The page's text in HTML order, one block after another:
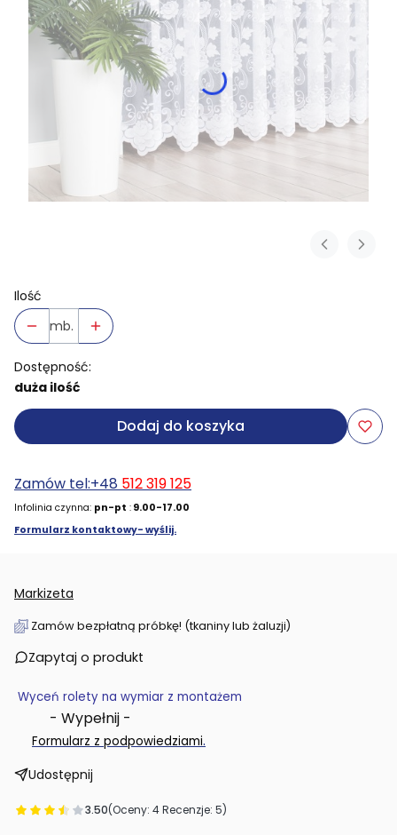
Ilość
mb.
Dostępność:
duża ilość
Dodaj do koszyka
Zamów tel:+48 512 319 125
Infolinia czynna: pn-pt : 9.00-17.00
Formularz kontaktowy- wyślij.
Markizeta
Zamów bezpłatną próbkę! (tkaniny lub żaluzji)
Zapytaj o produkt
Wyceń rolety na wymiar z montażem
- Wypełnij -
Formularz z podpowiedziami.
Udostępnij
3.50(Oceny: 4 Recenzje: 5)